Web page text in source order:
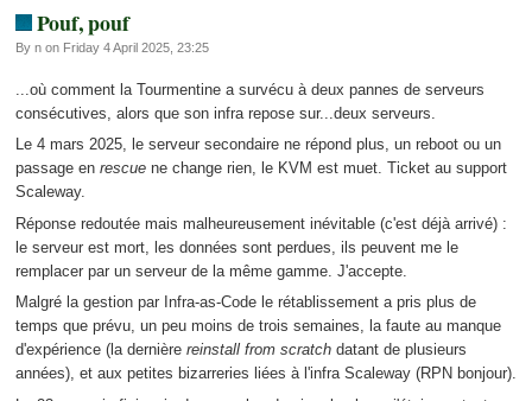
Pouf, pouf
By n on Friday 4 April 2025, 23:25
...où comment la Tourmentine a survécu à deux pannes de serveurs
consécutives, alors que son infra repose sur...deux serveurs.
Le 4 mars 2025, le serveur secondaire ne répond plus, un reboot ou un
passage en rescuene change rien, le KVM est muet. Ticket au support
Scaleway.
Réponse redoutée mais malheureusement inévitable (c'est déjà arrivé) :
le serveur est mort, les données sont perdues, ils peuvent me le
remplacer par un serveur de la même gamme. J'accepte.
Malgré la gestion par Infra-as-Code le rétablissement a pris plus de
temps que prévu, un peu moins de trois semaines, la faute au manque
d'expérience (la dernière reinstall from scratchdatant de plusieurs
années), et aux petites bizarreries liées à l'infra Scaleway (RPN bonjour).